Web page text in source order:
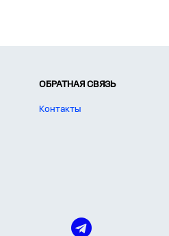
ОБРАТНАЯ СВЯЗЬ
Контакты